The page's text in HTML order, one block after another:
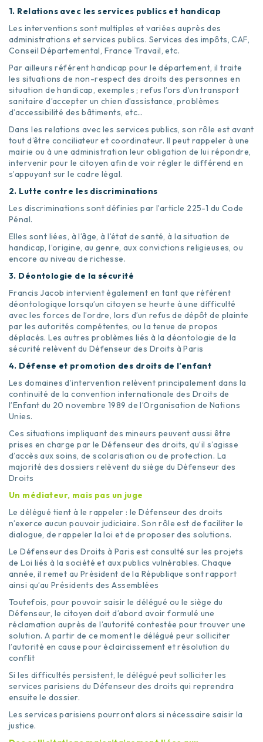
1. Relations avec les services publics et handicap
Les interventions sont multiples et variées auprès des
administrations et services publics. Services des impôts, CAF,
Conseil Départemental, France Travail, etc.
Par ailleurs référent handicap pour le département, il traite
les situations de non-respect des droits des personnes en
situation de handicap, exemples ; refus l’ors d’un transport
sanitaire d’accepter un chien d’assistance, problèmes
d’accessibilité des bâtiments, etc…
Dans les relations avec les services publics, son rôle est avant
tout d’être conciliateur et coordinateur. Il peut rappeler à une
mairie ou à une administration leur obligation de lui répondre,
intervenir pour le citoyen afin de voir régler le différend en
s’appuyant sur le cadre légal.
2. Lutte contre les discriminations
Les discriminations sont définies par l’article 225-1 du Code
Pénal.
Elles sont liées, à l’âge, à l’état de santé, à la situation de
handicap, l’origine, au genre, aux convictions religieuses, ou
encore au niveau de richesse.
3. Déontologie de la sécurité
Francis Jacob intervient également en tant que référent
déontologique lorsqu’un citoyen se heurte à une difficulté
avec les forces de l’ordre, lors d’un refus de dépôt de plainte
par les autorités compétentes, ou la tenue de propos
déplacés. Les autres problèmes liés à la déontologie de la
sécurité relèvent du Défenseur des Droits à Paris
4. Défense et promotion des droits de l’enfant
Les domaines d’intervention relèvent principalement dans la
continuité de la convention internationale des Droits de
l’Enfant du 20 novembre 1989 de l’Organisation de Nations
Unies.
Ces situations impliquant des mineurs peuvent aussi être
prises en charge par le Défenseur des droits, qu’il s’agisse
d’accès aux soins, de scolarisation ou de protection. La
majorité des dossiers relèvent du siège du Défenseur des
Droits
Un médiateur, mais pas un juge
Le délégué tient à le rappeler : le Défenseur des droits
n’exerce aucun pouvoir judiciaire. Son rôle est de faciliter le
dialogue, de rappeler la loi et de proposer des solutions.
Le Défenseur des Droits à Paris est consulté sur les projets
de Loi liés à la société et aux publics vulnérables. Chaque
année, il remet au Président de la République sont rapport
ainsi qu’au Présidents des Assemblées
Toutefois, pour pouvoir saisir le délégué ou le siège du
Défenseur, le citoyen doit d’abord avoir formulé une
réclamation auprès de l’autorité contestée pour trouver une
solution. A partir de ce moment le délégué peur solliciter
l’autorité en cause pour éclaircissement et résolution du
conflit
Si les difficultés persistent, le délégué peut solliciter les
services parisiens du Défenseur des droits qui reprendra
ensuite le dossier.
Les services parisiens pourront alors si nécessaire saisir la
justice.